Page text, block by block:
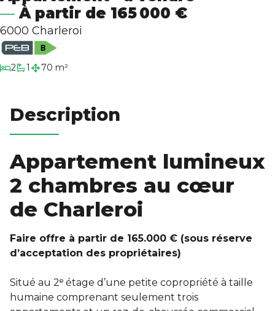
Biens Signature
L'agence
Contact
À partir de 165 000 €
6000 Charleroi
2chambres
1
salle de bain
70 m²
Description
Appartement lumineux
2 chambres au cœur
de Charleroi
Faire offre à partir de 165.000 € (sous réserve
d’acceptation des propriétaires)
Situé au 2ᵉ étage d’une petite copropriété à taille
humaine comprenant seulement trois